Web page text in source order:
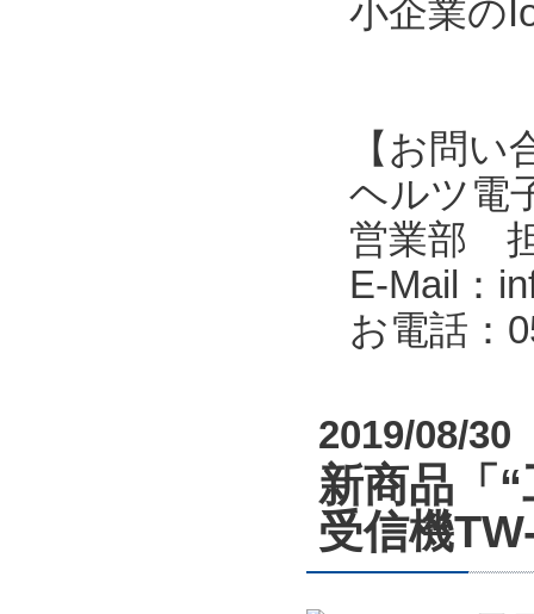
小企業の
【お問い
ヘルツ電
営業部
E-Mail：
お電話：
2019/08/30
新商品「
受信機